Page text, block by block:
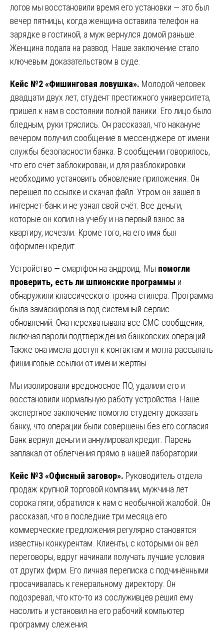
логов мы восстановили время его установки — это был
вечер пятницы, когда женщина оставила телефон на
зарядке в гостиной, а муж вернулся домой раньше.
Женщина подала на развод. Наше заключение стало
ключевым доказательством в суде.
Кейс №2 «Фишинговая ловушка». Молодой человек
двадцати двух лет, студент престижного университета,
пришёл к нам в состоянии полной паники. Его лицо было
бледным, руки тряслись. Он рассказал, что накануне
вечером получил сообщение в мессенджере от имени
службы безопасности банка. В сообщении говорилось,
что его счёт заблокирован, и для разблокировки
необходимо установить обновление приложения. Он
перешёл по ссылке и скачал файл. Утром он зашёл в
интернет-банк и не узнал свой счёт. Все деньги,
которые он копил на учёбу и на первый взнос за
квартиру, исчезли. Кроме того, на его имя был
оформлен кредит.
Устройство — смартфон на андроид. Мы помогли
проверить, есть ли шпионские программы и
обнаружили классического трояна-стилера. Программа
была замаскирована под системный сервис
обновлений. Она перехватывала все СМС-сообщения,
включая пароли подтверждения банковских операций.
Также она имела доступ к контактам и могла рассылать
фишинговые ссылки от имени жертвы.
Мы изолировали вредоносное ПО, удалили его и
восстановили нормальную работу устройства. Наше
экспертное заключение помогло студенту доказать
банку, что операции были совершены без его согласия.
Банк вернул деньги и аннулировал кредит. Парень
заплакал от облегчения прямо в нашей лаборатории.
Кейс №3 «Офисный заговор». Руководитель отдела
продаж крупной торговой компании, мужчина лет
сорока пяти, обратился к нам с необычной жалобой. Он
рассказал, что в последние три месяца его
коммерческие предложения регулярно становятся
известны конкурентам. Клиенты, с которыми он вёл
переговоры, вдруг начинали получать лучшие условия
от других фирм. Его личная переписка с подчинёнными
просачивалась к генеральному директору. Он
подозревал, что кто-то из сослуживцев решил ему
насолить и установил на его рабочий компьютер
программу слежения.